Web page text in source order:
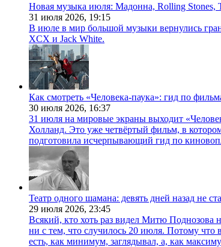
Новая музыка июля: Мадонна, Rolling Stones,
31 июля 2026, 19:15
В июле в мир большой музыки вернулись
XCX и Jack White.
Как смотреть «Человека-паука»: гид по
30 июля 2026, 16:37
31 июля на мировые экраны выходит
Холланд. Это уже четвёртый фильм, в
подготовила исчерпывающий гид по
Театр одного шамана: девять дней назад не
29 июля 2026, 23:45
Всякий, кто хоть раз видел Митю Поднозова
ни с тем, что случилось 20 июля. Потому
есть, как минимум, заглядывал, а, как